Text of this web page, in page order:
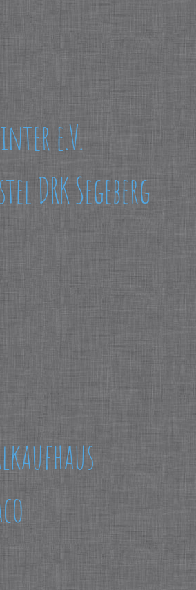
e.V.
DRK Segeberg